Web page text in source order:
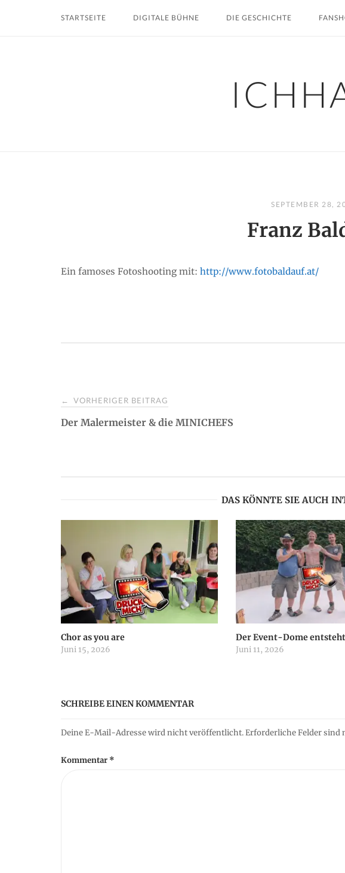
STARTSEITE DIGITALE BÜHNE DIE GESCHICHTE
SEPTEMBER 28,
Franz
Ein famoses Fotoshooting mit: http://www.fotobaldauf.at/
P
n
a
v
i
t
i
← VORHERIGER BEITRAG
Der Malermeister & die MINICHEFS
DAS KÖNNTE SIE AUCH
Chor as you are
Juni 15, 2026
Der Event-Dome entsteht
Juni 11, 2026
SCHREIBE EINEN KOMMENTAR
Deine E-Mail-Adresse wird nicht veröffentlicht.Erforderliche Felder sind
Kommentar *